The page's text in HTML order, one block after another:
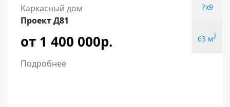
Каркасный дом
Проект Д81
от 1 400 000р.
Подробнее
7x9
63 м2